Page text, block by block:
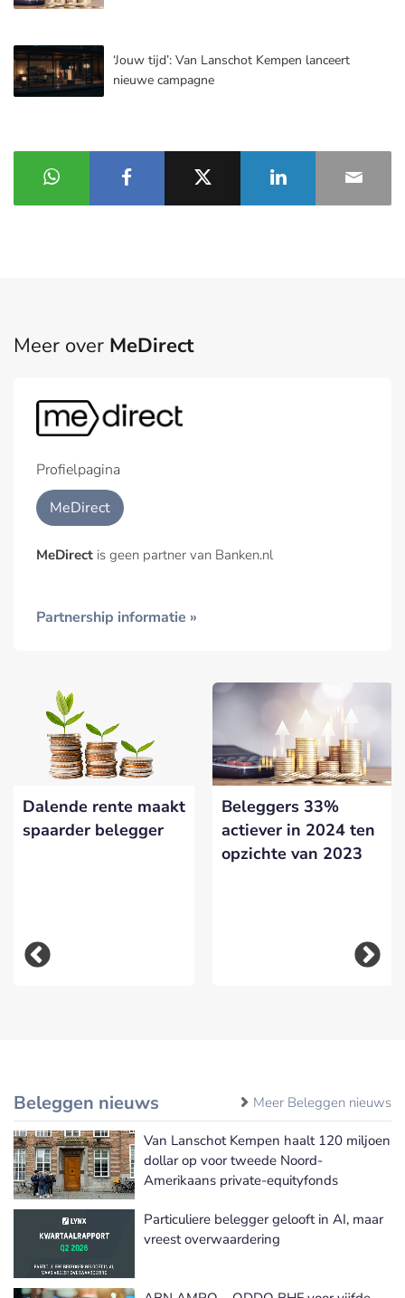
‘Jouw tijd’: Van Lanschot Kempen lanceert
nieuwe campagne
Meer over MeDirect
Profielpagina
MeDirect
MeDirect is geen partner van Banken.nl
Partnership informatie »
Dalende rente maakt
spaarder belegger
Beleggers 33%
actiever in 2024 ten
opzichte van 2023
Beleggen nieuws Meer Beleggen nieuws
Van Lanschot Kempen haalt 120 miljoen
dollar op voor tweede Noord-
Amerikaans private-equityfonds
Particuliere belegger gelooft in AI, maar
vreest overwaardering